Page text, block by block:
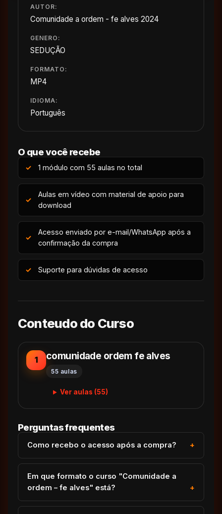
AUTOR:
Comunidade a ordem - fe alves 2024
GENERO:
SEDUÇÃO
FORMATO:
MP4
IDIOMA:
Português
O que você recebe
1 módulo com 55 aulas no total
Aulas em vídeo com material de apoio para
download
Acesso enviado por e-mail/WhatsApp após a
confirmação da compra
Suporte para dúvidas de acesso
Conteudo do Curso
1 comunidade ordem fe alves
55 aulas
Ver aulas (55)
Perguntas frequentes
Como recebo o acesso após a compra?
Em que formato o curso "Comunidade a
ordem – fe alves" está?